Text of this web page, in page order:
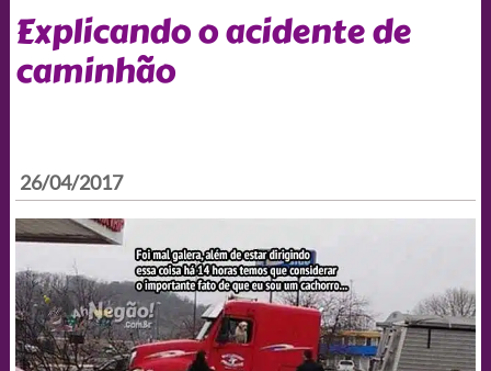
Explicando o acidente de
caminhão
26/04/2017